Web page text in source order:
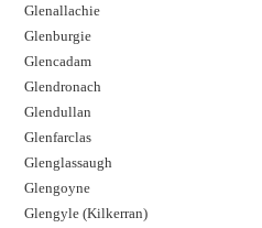
Glenallachie
Glenburgie
Glencadam
Glendronach
Glendullan
Glenfarclas
Glenglassaugh
Glengoyne
Glengyle (Kilkerran)